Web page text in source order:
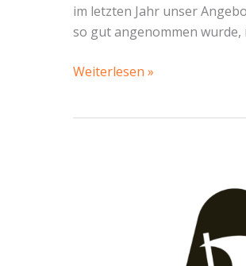
im letzten Jahr unser
so gut angenommen wurde,
Politik
Weiterlesen »